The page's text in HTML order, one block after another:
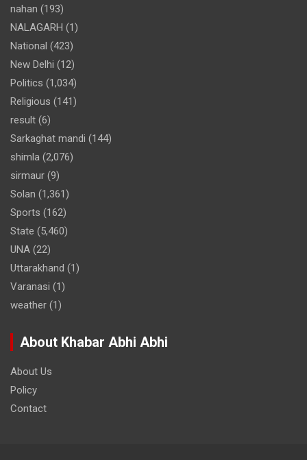
nahan (193)
NALAGARH (1)
National (423)
New Delhi (12)
Politics (1,034)
Religious (141)
result (6)
Sarkaghat mandi (144)
shimla (2,076)
sirmaur (9)
Solan (1,361)
Sports (162)
State (5,460)
UNA (22)
Uttarakhand (1)
Varanasi (1)
weather (1)
About Khabar Abhi Abhi
About Us
Policy
Contact